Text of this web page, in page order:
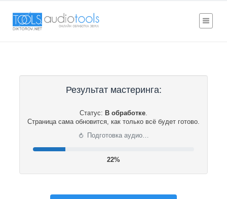
Результат мастеринга:
Статус: В обработке.
Страница сама обновится, как только всё будет готово.
⟳ Подготовка аудио…
22%